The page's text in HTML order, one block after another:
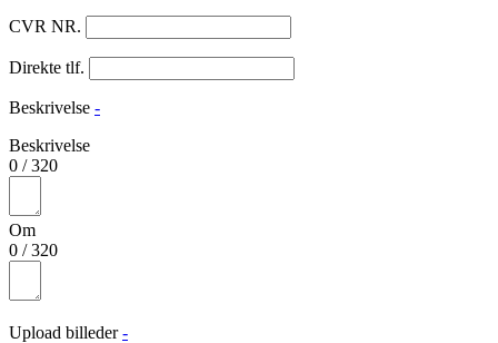
CVR NR.
Direkte tlf.
Beskrivelse -
Beskrivelse
0 /320
Om
0 /320
Upload billeder -